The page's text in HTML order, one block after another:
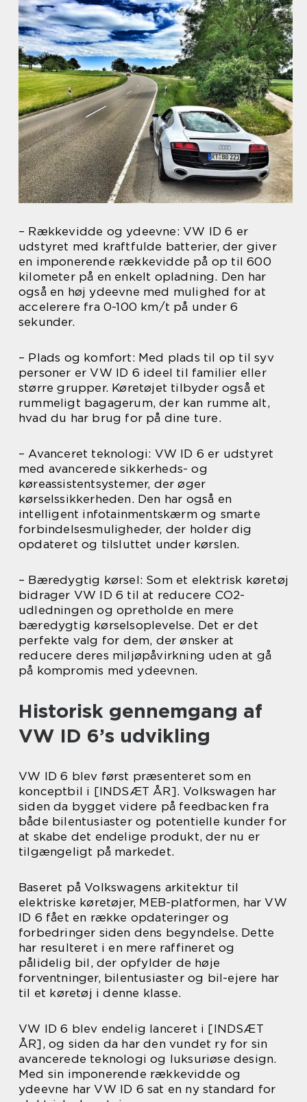
– Rækkevidde og ydeevne: VW ID 6 er
udstyret med kraftfulde batterier, der giver
en imponerende rækkevidde på op til 600
kilometer på en enkelt opladning. Den har
også en høj ydeevne med mulighed for at
accelerere fra 0-100 km/t på under 6
sekunder.
– Plads og komfort: Med plads til op til syv
personer er VW ID 6 ideel til familier eller
større grupper. Køretøjet tilbyder også et
rummeligt bagagerum, der kan rumme alt,
hvad du har brug for på dine ture.
– Avanceret teknologi: VW ID 6 er udstyret
med avancerede sikkerheds- og
køreassistentsystemer, der øger
kørselssikkerheden. Den har også en
intelligent infotainmentskærm og smarte
forbindelsesmuligheder, der holder dig
opdateret og tilsluttet under kørslen.
– Bæredygtig kørsel: Som et elektrisk køretøj
bidrager VW ID 6 til at reducere CO2-
udledningen og opretholde en mere
bæredygtig kørselsoplevelse. Det er det
perfekte valg for dem, der ønsker at
reducere deres miljøpåvirkning uden at gå
på kompromis med ydeevnen.
Historisk gennemgang af
VW ID 6’s udvikling
VW ID 6 blev først præsenteret som en
konceptbil i [INDSÆT ÅR]. Volkswagen har
siden da bygget videre på feedbacken fra
både bilentusiaster og potentielle kunder for
at skabe det endelige produkt, der nu er
tilgængeligt på markedet.
Baseret på Volkswagens arkitektur til
elektriske køretøjer, MEB-platformen, har VW
ID 6 fået en række opdateringer og
forbedringer siden dens begyndelse. Dette
har resulteret i en mere raffineret og
pålidelig bil, der opfylder de høje
forventninger, bilentusiaster og bil-ejere har
til et køretøj i denne klasse.
VW ID 6 blev endelig lanceret i [INDSÆT
ÅR], og siden da har den vundet ry for sin
avancerede teknologi og luksuriøse design.
Med sin imponerende rækkevidde og
ydeevne har VW ID 6 sat en ny standard for